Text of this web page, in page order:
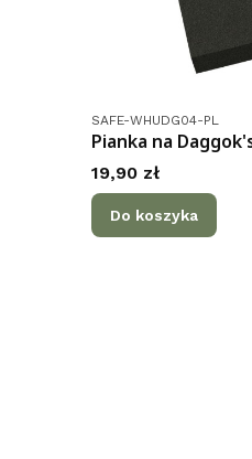
Kod produktu
SAFE-WHUDG04-PL
Pianka na
Cena
19,90 zł
Do koszyka